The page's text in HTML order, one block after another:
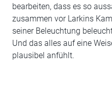
bearbeiten, dass es so
zusammen vor Larkins
seiner Beleuchtung
Und das alles auf eine
plausibel anfühlt.